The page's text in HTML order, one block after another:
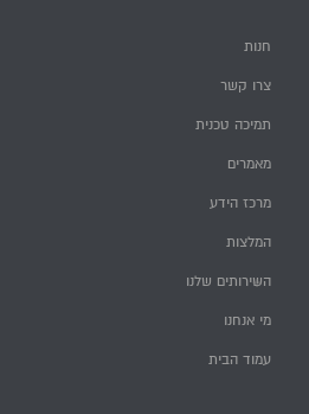
חנות
צרו קשר
תמיכה טכנית
מאמרים
מרכז הידע
המלצות
השירותים שלנו
מי אנחנו
עמוד הבית